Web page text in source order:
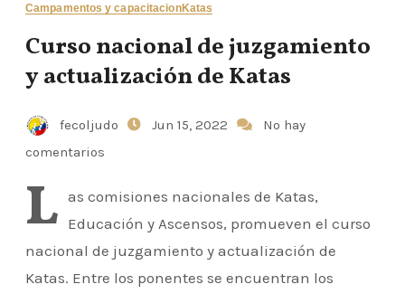
Campamentos y capacitacionKatas
Curso nacional de juzgamiento
y actualización de Katas
fecoljudo Jun 15, 2022
No hay
comentarios
L as comisiones nacionales de Katas,
Educación y Ascensos, promueven el curso
nacional de juzgamiento y actualización de
Katas. Entre los ponentes se encuentran los